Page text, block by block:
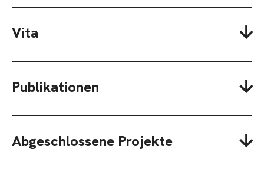
Vita
Publikationen
Abgeschlossene Projekte